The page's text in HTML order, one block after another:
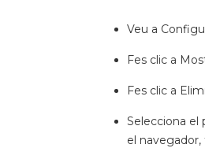
Veu a
Fes clic a
Fes clic a
Selecciona el
el